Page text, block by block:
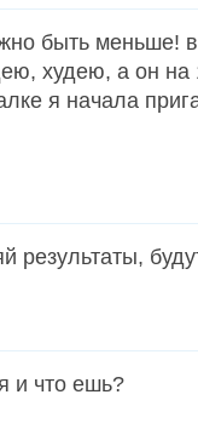
быть меньше!
худею, а он на
я начала
результаты,
и что ешь?